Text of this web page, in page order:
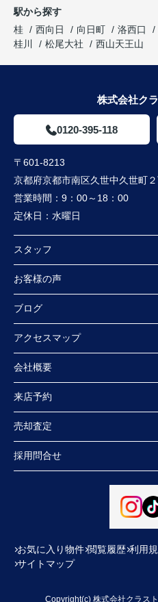
駅から探す
桂
西向日 向日町 洛西口
桂川
松尾大社 西山天王山
株式会社ク
0120-395-118
〒601-8213
京都府京都市南区久世中久世町
営業時間： 9：00～18：00
定休日： 水曜日
スタッフ
お客様の声
ブログ
アクセスマップ
会社概要
来店予約
売却査定
採用問合せ
お気に入り物件 閲覧履歴 利用
サイトマップ
Copyright(c) 株式会社クラス